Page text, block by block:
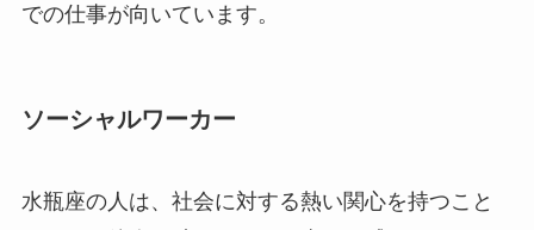
での仕事が向いています。
ソーシャルワーカー
水瓶座の人は、社会に対する熱い関心を持つこと